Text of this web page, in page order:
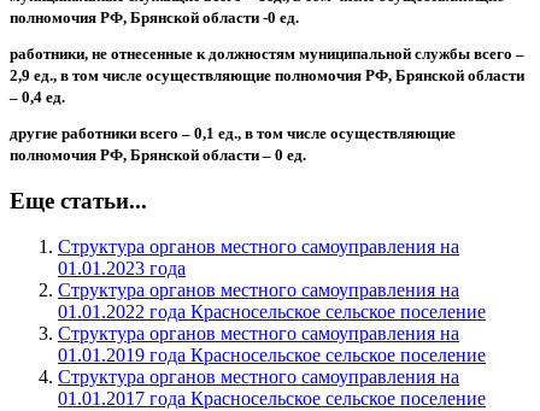
полномочия РФ, Брянской области -0 ед.
работники, не отнесенные к должностям муниципальной службы всего –
2,9 ед., в том числе осуществляющие полномочия РФ, Брянской области
– 0,4 ед.
другие работники всего – 0,1 ед., в том числе осуществляющие
полномочия РФ, Брянской области – 0 ед.
Еще статьи...
Структура органов местного самоуправления на
01.01.2023 года
Структура органов местного самоуправления на
01.01.2022 года Красносельское сельское поселение
Структура органов местного самоуправления на
01.01.2019 года Красносельское сельское поселение
Структура органов местного самоуправления на
01.01.2017 года Красносельское сельское поселение